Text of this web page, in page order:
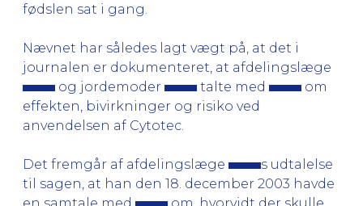
fødslen sat i gang.
Nævnet har således lagt vægt på, at det i
journalen er dokumenteret, at afdelingslæge
og jordemoder
talte med
om
effekten, bivirkninger og risiko ved
anvendelsen af Cytotec.
Det fremgår af afdelingslæge
s udtalelse
til sagen, at han den 18. december 2003 havde
en samtale med
om, hvorvidt der skulle